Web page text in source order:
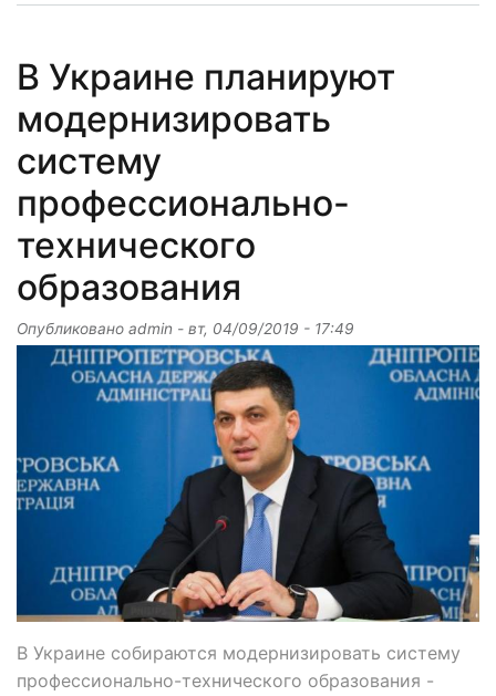
В Украине планируют
модернизировать
систему
профессионально-
технического
образования
Опубликовано admin - вт, 04/09/2019 - 17:49
В Украине собираются модернизировать систему
профессионально-технического образования -